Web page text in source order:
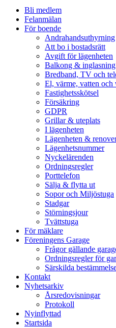
Bli medlem
Felanmälan
För boende
Andrahandsuthyrning
Att bo i bostadsrätt
Avgift för lägenheten
Balkong & inglasning
Bredband, TV och
El, värme, vatten och
Fastighetsskötsel
Försäkring
GDPR
Grillar & uteplats
I lägenheten
Lägenheten &
Lägenhetsnummer
Nyckelärenden
Ordningsregler
Porttelefon
Sälja & flytta ut
Sopor och Miljöstuga
Stadgar
Störningsjour
Tvättstuga
För mäklare
Föreningens Garage
Frågor gällande
Ordningsregler för
Särskilda
Kontakt
Nyhetsarkiv
Årsredovisningar
Protokoll
Nyinflyttad
Startsida